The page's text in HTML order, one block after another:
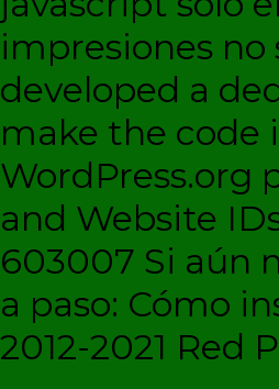
impresiones no
developed a
make the code
WordPress.org
and Website
603007 Si aún
a paso: Cómo
2012-2021 Red